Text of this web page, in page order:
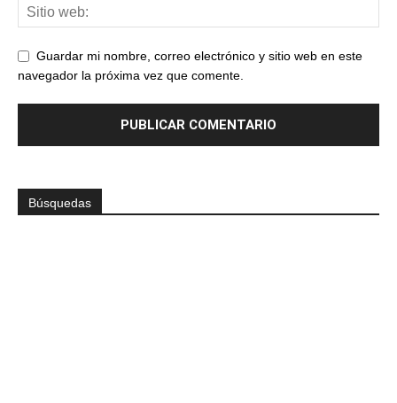
Guardar mi nombre, correo electrónico y sitio web en este
navegador la próxima vez que comente.
Búsquedas